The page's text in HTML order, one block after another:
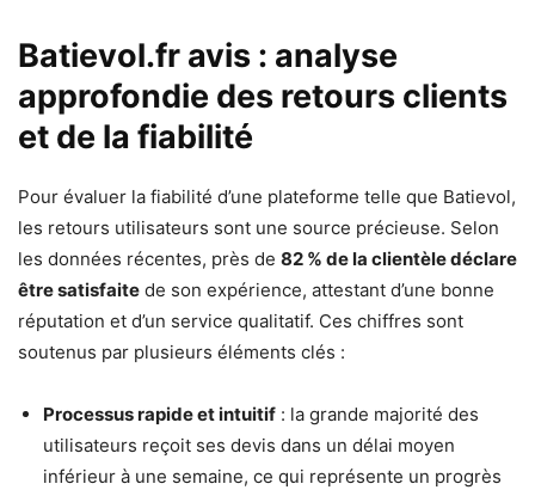
Batievol.fr avis : analyse
approfondie des retours clients
et de la fiabilité
Pour évaluer la fiabilité d’une plateforme telle que Batievol,
les retours utilisateurs sont une source précieuse. Selon
les données récentes, près de 82 % de la clientèle déclare
être satisfaite de son expérience, attestant d’une bonne
réputation et d’un service qualitatif. Ces chiffres sont
soutenus par plusieurs éléments clés :
Processus rapide et intuitif : la grande majorité des
utilisateurs reçoit ses devis dans un délai moyen
inférieur à une semaine, ce qui représente un progrès